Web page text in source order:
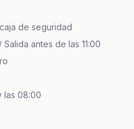
de seguridad
antes de las 11:00
las 08:00